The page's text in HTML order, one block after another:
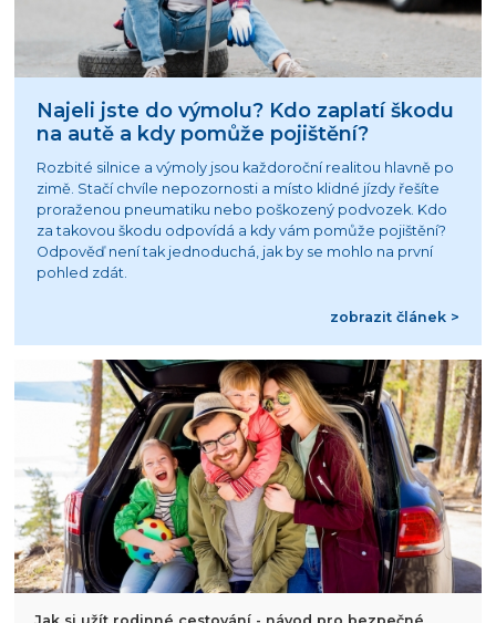
Najeli jste do výmolu? Kdo zaplatí škodu
na autě a kdy pomůže pojištění?
Rozbité silnice a výmoly jsou každoroční realitou hlavně po
zimě. Stačí chvíle nepozornosti a místo klidné jízdy řešíte
proraženou pneumatiku nebo poškozený podvozek. Kdo
za takovou škodu odpovídá a kdy vám pomůže pojištění?
Odpověď není tak jednoduchá, jak by se mohlo na první
pohled zdát.
zobrazit článek >